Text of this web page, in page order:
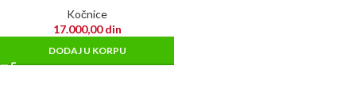
Kočnice
17.000,00din
DODAJ U KORPU